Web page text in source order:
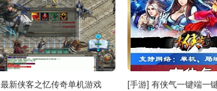
最新侠客之忆传奇单机游戏